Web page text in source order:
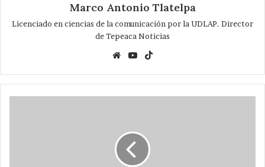
Marco Antonio Tlatelpa
Licenciado en ciencias de la comunicación por la UDLAP. Director
de Tepeaca Noticias
WebsiteYouTube